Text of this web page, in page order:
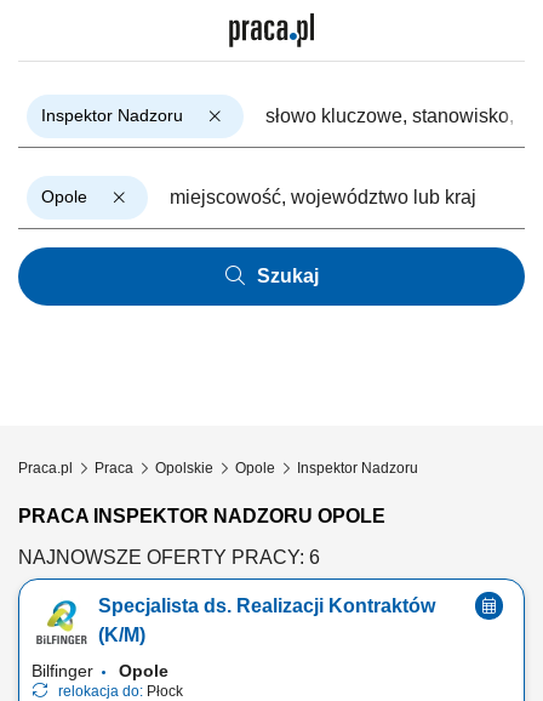
Inspektor Nadzoru
Opole
Szukaj
Praca.pl Praca Opolskie Opole Inspektor Nadzoru
PRACA INSPEKTOR NADZORU OPOLE
NAJNOWSZE OFERTY PRACY: 6
Specjalista ds. Realizacji Kontraktów
(K/M)
Bilfinger Opole
relokacja do: Płock